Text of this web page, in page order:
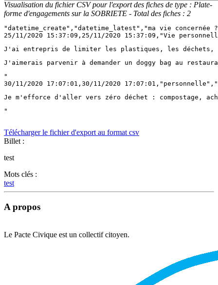
Visualisation du fichier CSV pour l'export des fiches de type : Plate-
forme d'engagements sur la SOBRIETE - Total des fiches : 2
"datetime_create","datetime_latest","ma vie concernée
25/11/2020 15:37:09,25/11/2020 15:37:09,"Vie
J'ai entrepris de limiter les plastiques, les déchets,
J'aimerais parvenir à demander un doggy bag au
"
30/11/2020 17:07:01,30/11/2020 17:07:01,"personnelle","
Je m'efforce d'aller vers zéro déchet : compostage,
"
Télécharger le fichier d'export au format csv
Billet :
test
Mots clés :
test
A propos
Le Pacte Civique est un collectif citoyen.